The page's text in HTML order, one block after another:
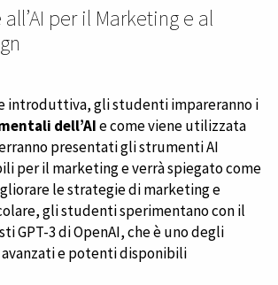
per il Marketing e al
introduttiva, gli studenti impareranno i
dell’AIe come viene utilizzata
presentati gli strumenti AI
per il marketing e verrà spiegato come
le strategie di marketing e
gli studenti sperimentano con il
GPT-3 di OpenAI, che è uno degli
e potenti disponibili